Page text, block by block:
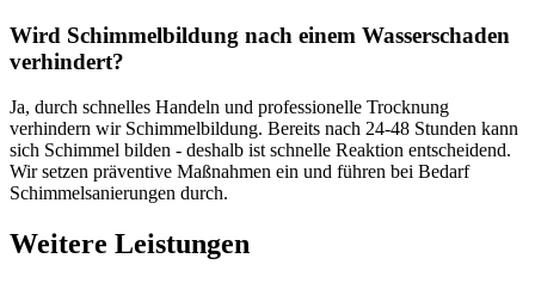
Wird Schimmelbildung nach einem Wasserschaden
verhindert?
Ja, durch schnelles Handeln und professionelle Trocknung
verhindern wir Schimmelbildung. Bereits nach 24-48 Stunden kann
sich Schimmel bilden - deshalb ist schnelle Reaktion entscheidend.
Wir setzen präventive Maßnahmen ein und führen bei Bedarf
Schimmelsanierungen durch.
Weitere Leistungen